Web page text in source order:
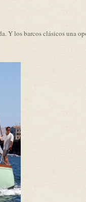
Y los barcos clásicos una